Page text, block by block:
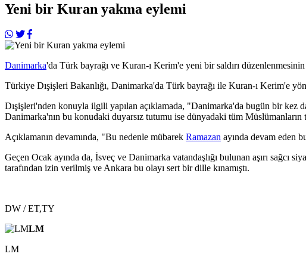
Yeni bir Kuran yakma eylemi
Danimarka'da Türk bayrağı ve Kuran-ı Kerim'e yeni bir saldırı
Türkiye Dışişleri Bakanlığı, Danimarka'da Türk bayrağı ile Kuran-ı Kerim'e
Dışişleri'nden konuyla ilgili yapılan açıklamada, "Danimarka'da bugün bir kez
Danimarka'nın bu konudaki duyarsız tutumu ise dünyadaki tüm Müslümanların
Açıklamanın devamında, "Bu nedenle mübarek Ramazan ayında devam eden
Geçen Ocak ayında da, İsveç ve Danimarka vatandaşlığı bulunan aşırı
tarafından izin verilmiş ve Ankara bu olayı sert bir dille kınamıştı.
DW / ET,TY
LM
LM